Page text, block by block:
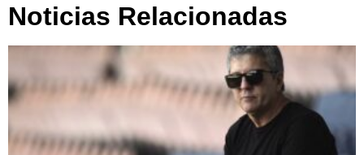
Noticias Relacionadas